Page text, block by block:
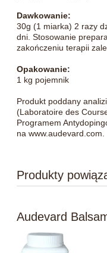
Dawkowanie:
30g (1 miarka) 2 razy
dni. Stosowanie
zakończeniu terapii
Opakowanie:
1 kg pojemnik
Produkt poddany
(Laboratoire des
Programem
na www.audevard.com.
Produkty
Audevard